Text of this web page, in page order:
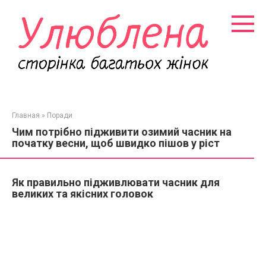
контенту
Главная » Поради
Чим потрібно підживити озимий часник на
початку весни, щоб швидко пішов у ріст
Як правильно підживлювати часник для
великих та якісних головок